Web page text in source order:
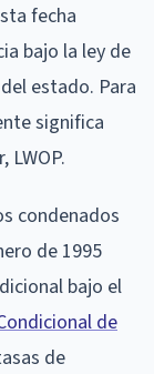
fecha
bajo la ley de
estado. Para
significa
LWOP.
condenados
de 1995
bajo el
de
de